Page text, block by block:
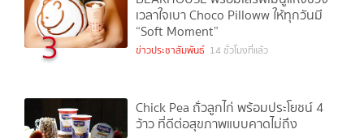
3
เวลาใจเบา Choco Pilloww ให้ทุกวันมี
“Soft Moment”
ข่าวประชาสัมพันธ์ 14 ชั่วโมงที่แล้ว
Chick Pea ถั่วลูกไก่ พร้อมประโยชน์ 4
ว้าว ที่ดีต่อสุขภาพแบบคาดไม่ถึง